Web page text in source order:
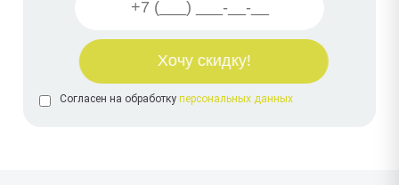
Согласен на обработку персональных данных